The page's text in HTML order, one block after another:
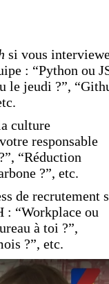
si vous
: “Python ou
le jeudi ?”,
culture
responsable
“Réduction
?”, etc.
de recrutement
: “Workplace ou
à toi ?”,
?”, etc.